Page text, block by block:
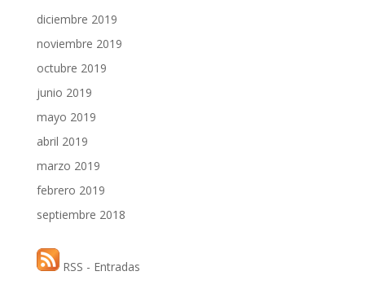
diciembre 2019
noviembre 2019
octubre 2019
junio 2019
mayo 2019
abril 2019
marzo 2019
febrero 2019
septiembre 2018
RSS - Entradas